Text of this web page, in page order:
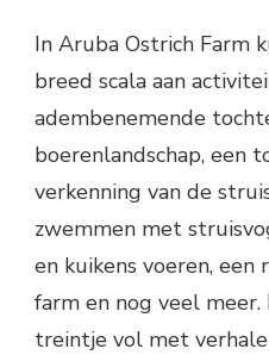
In Aruba Ostrich Farm
breed scala aan
adembenemende
boerenlandschap, een
verkenning van de
zwemmen met
en kuikens voeren,
farm en nog veel meer.
treintje vol met